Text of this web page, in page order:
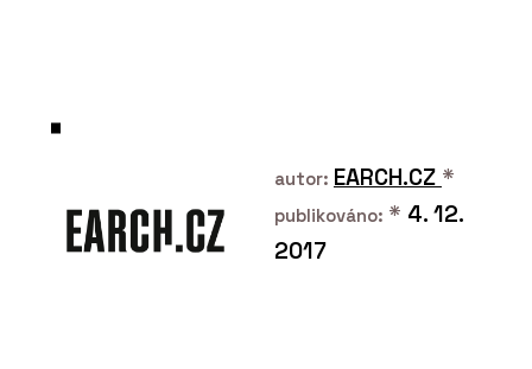
autor: EARCH.CZ *
publikováno: * 4. 12.
2017